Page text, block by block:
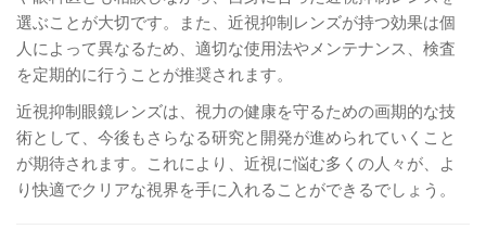
選ぶことが大切です。また、近視抑制レンズが持つ効果は個
人によって異なるため、適切な使用法やメンテナンス、検査
を定期的に行うことが推奨されます。
近視抑制眼鏡レンズは、視力の健康を守るための画期的な技
術として、今後もさらなる研究と開発が進められていくこと
が期待されます。これにより、近視に悩む多くの人々が、よ
り快適でクリアな視界を手に入れることができるでしょう。